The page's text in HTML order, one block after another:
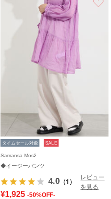
タイムセール対象 SALE
Samansa Mos2
◆イージーパンツ
4.0 （1）
レビュー
を見る
¥1,925 -50%OFF-